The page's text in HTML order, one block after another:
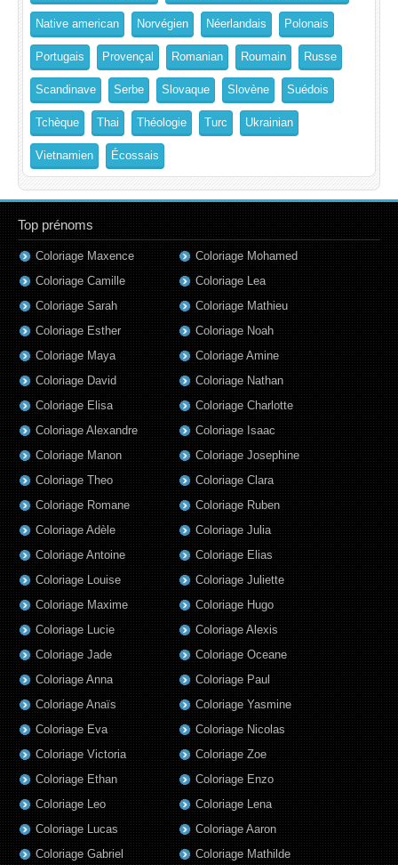
Native american Norvégien Néerlandais Polonais
Portugais Provençal Romanian Roumain Russe
Scandinave Serbe Slovaque Slovène Suédois
Tchèque Thai Théologie Turc Ukrainian
Vietnamien Écossais
Top prénoms
Coloriage Maxence
Coloriage Camille
Coloriage Sarah
Coloriage Esther
Coloriage Maya
Coloriage David
Coloriage Elisa
Coloriage Alexandre
Coloriage Manon
Coloriage Theo
Coloriage Romane
Coloriage Adèle
Coloriage Antoine
Coloriage Louise
Coloriage Maxime
Coloriage Lucie
Coloriage Jade
Coloriage Anna
Coloriage Anaïs
Coloriage Eva
Coloriage Victoria
Coloriage Ethan
Coloriage Leo
Coloriage Lucas
Coloriage Gabriel
Coloriage Mohamed
Coloriage Lea
Coloriage Mathieu
Coloriage Noah
Coloriage Amine
Coloriage Nathan
Coloriage Charlotte
Coloriage Isaac
Coloriage Josephine
Coloriage Clara
Coloriage Ruben
Coloriage Julia
Coloriage Elias
Coloriage Juliette
Coloriage Hugo
Coloriage Alexis
Coloriage Oceane
Coloriage Paul
Coloriage Yasmine
Coloriage Nicolas
Coloriage Zoe
Coloriage Enzo
Coloriage Lena
Coloriage Aaron
Coloriage Mathilde